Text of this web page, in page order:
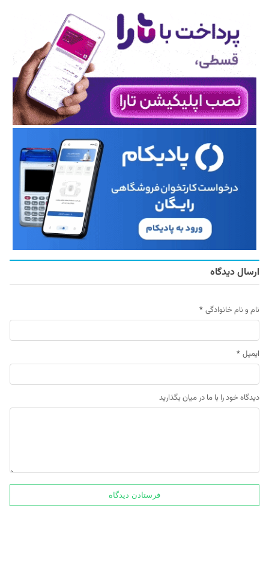
ارسال دیدگاه
نام و نام خانوادگی *
ایمیل *
دیدگاه خود را با ما در میان بگذارید